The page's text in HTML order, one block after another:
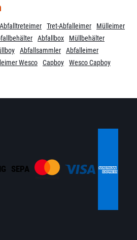
Abfalltreteimer Tret-Abfalleimer
Mülleimer
Abfallbox
Müllbehälter
Abfallsammler
Abfalleimer
Wesco Capboy Wesco Capboy
SEPA